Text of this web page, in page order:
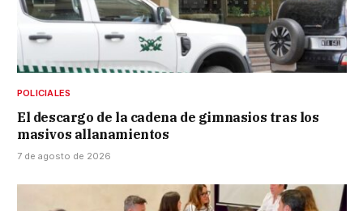
POLICIALES
El descargo de la cadena de gimnasios tras los
masivos allanamientos
7 de agosto de 2026